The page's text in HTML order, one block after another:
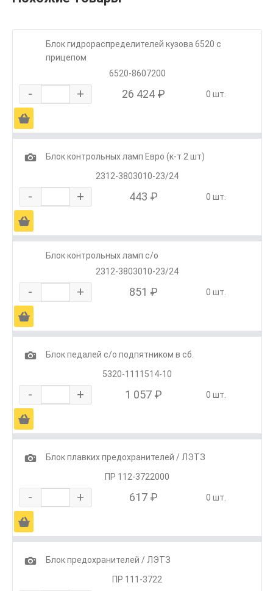
Блок гидрораспределителей кузова 6520 с
прицепом
6520-8607200
- + 26 424 ₽ 0 шт.
Ä
1
Блок контрольных ламп Евро (к-т 2 шт)
2312-3803010-23/24
- + 443 ₽ 0 шт.
Ä
Блок контрольных ламп с/о
2312-3803010-23/24
- + 851 ₽ 0 шт.
Ä
1
Блок педалей с/о подпятником в сб.
5320-1111514-10
- + 1 057 ₽ 0 шт.
Ä
1
Блок плавких предохранителей / ЛЭТЗ
ПР 112-3722000
- + 617 ₽ 0 шт.
Ä
1
Блок предохранителей / ЛЭТЗ
ПР 111-3722